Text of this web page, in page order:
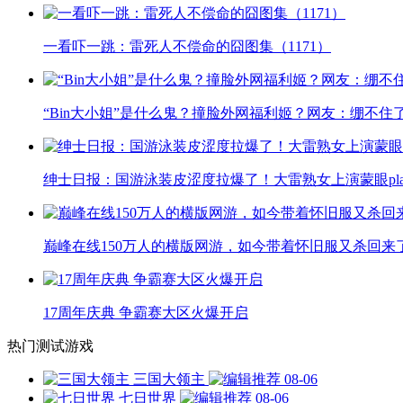
一看吓一跳：雷死人不偿命的囧图集（1171）
“Bin大小姐”是什么鬼？撞脸外网福利姬？网友：绷不住
绅士日报：国游泳装皮涩度拉爆了！大雷熟女上演蒙眼
巅峰在线150万人的横版网游，如今带着怀旧服又杀回来
17周年庆典 争霸赛大区火爆开启
热门测试游戏
三国大领主
08-06
七日世界
08-06